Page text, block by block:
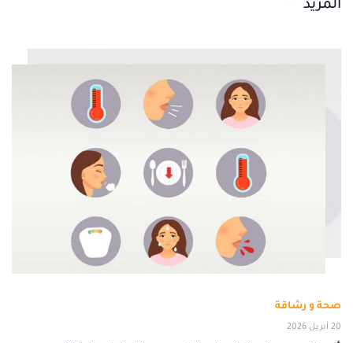
المزيد
صحة و رشاقة
20 أبريل 2026